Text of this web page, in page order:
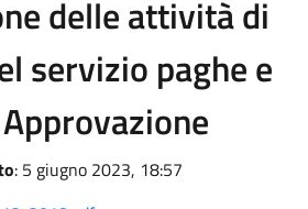
delle attività di
servizio paghe e
: 5 giugno 2023, 18:57